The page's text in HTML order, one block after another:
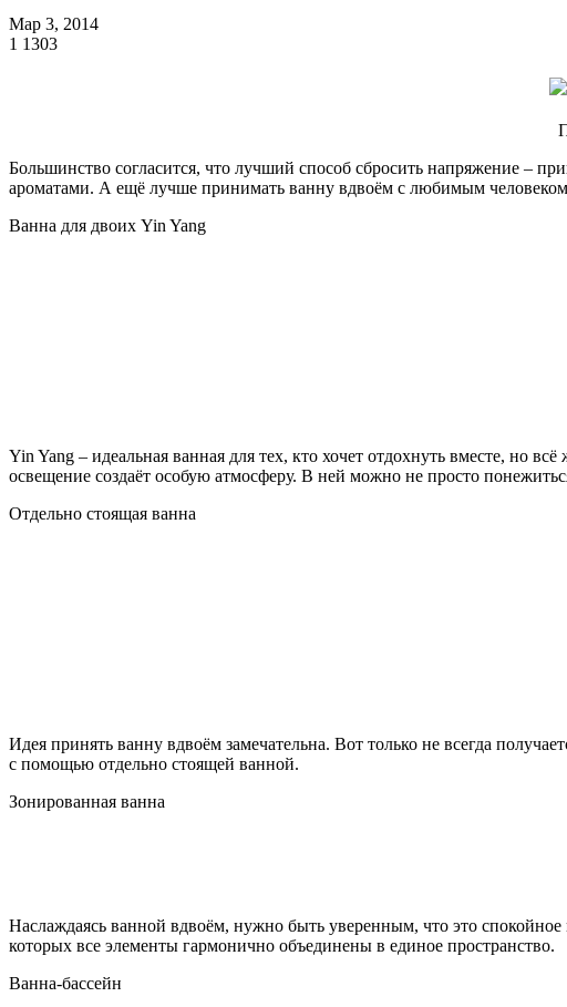
Мар 3, 2014
1 1303
Большинство согласится, что лучший способ сбросить напряжение ‒
ароматами. А ещё лучше принимать ванну вдвоём с любимым
Ванна для двоих Yin Yang
Yin Yang ‒ идеальная ванная для тех, кто хочет отдохнуть вместе, но
освещение создаёт особую атмосферу. В ней можно не просто
Отдельно стоящая ванна
Идея принять ванну вдвоём замечательна. Вот только не всегда
с помощью отдельно стоящей ванной.
Зонированная ванна
Наслаждаясь ванной вдвоём, нужно быть уверенным, что это
которых все элементы гармонично объединены в единое пространство.
Ванна-бассейн